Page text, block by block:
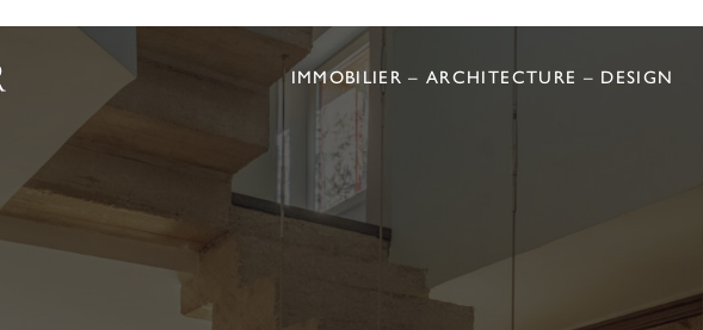
IMMOBILIER – ARCHITECTURE – DESIGN